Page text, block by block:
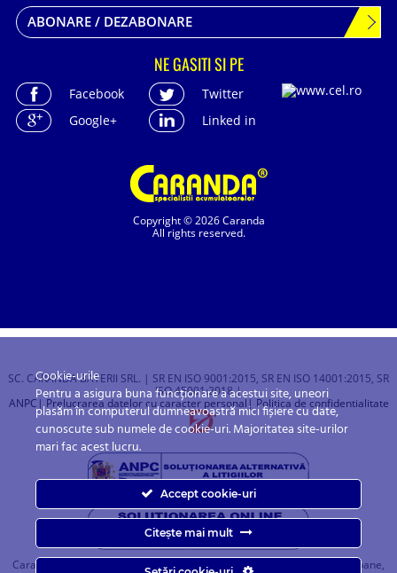
Copyright © 2026 Caranda
All rights reserved.
ABONARE / DEZABONARE
NE GASITI SI PE
Facebook
Twitter
Google+
Linked in
SC. CARANDA BATERII SRL. | SR EN ISO 9001:2015, SR EN ISO 14001:2015, SR
ISO 45001:2018 |
ANPC | Prelucrarea datelor cu caracter personal| Politica de confidentialitate
Caranda.ro este un magazin online cu baterii pentru automobile, camioane,
Cookie-urile
Pentru a asigura buna funcționare a acestui site, uneori
plasăm în computerul dumneavoastră mici fișiere cu date,
cunoscute sub numele de cookie-uri. Majoritatea site-urilor
mari fac acest lucru.
Accept cookie-uri
Citește mai mult